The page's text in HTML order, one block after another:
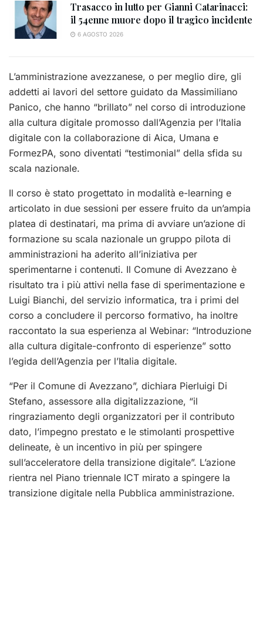
Trasacco in lutto per Gianni Catarinacci:
il 54enne muore dopo il tragico incidente
6 AGOSTO 2026
L’amministrazione avezzanese, o per meglio dire, gli
addetti ai lavori del settore guidato da Massimiliano
Panico, che hanno “brillato” nel corso di introduzione
alla cultura digitale promosso dall’Agenzia per l’Italia
digitale con la collaborazione di Aica, Umana e
FormezPA, sono diventati “testimonial” della sfida su
scala nazionale.
Il corso è stato progettato in modalità e-learning e
articolato in due sessioni per essere fruito da un’ampia
platea di destinatari, ma prima di avviare un’azione di
formazione su scala nazionale un gruppo pilota di
amministrazioni ha aderito all’iniziativa per
sperimentarne i contenuti. Il Comune di Avezzano è
risultato tra i più attivi nella fase di sperimentazione e
Luigi Bianchi, del servizio informatica, tra i primi del
corso a concludere il percorso formativo, ha inoltre
raccontato la sua esperienza al Webinar: “Introduzione
alla cultura digitale-confronto di esperienze” sotto
l’egida dell’Agenzia per l’Italia digitale.
“Per il Comune di Avezzano”, dichiara Pierluigi Di
Stefano, assessore alla digitalizzazione, “il
ringraziamento degli organizzatori per il contributo
dato, l’impegno prestato e le stimolanti prospettive
delineate, è un incentivo in più per spingere
sull’acceleratore della transizione digitale”. L’azione
rientra nel Piano triennale ICT mirato a spingere la
transizione digitale nella Pubblica amministrazione.